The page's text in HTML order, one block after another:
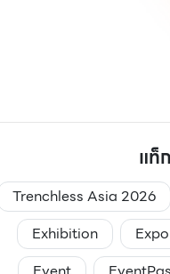
แท็ก
Trenchless Asia 2026
Exhibition
Expo